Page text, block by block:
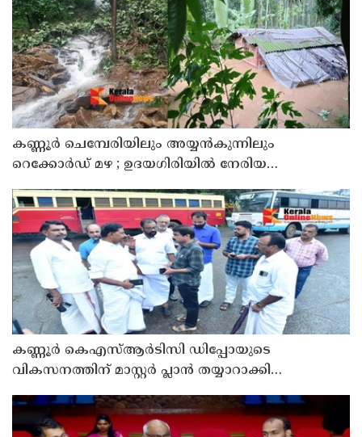
കണ്ണൂർ ചെമ്പേരിയിലും അയ്യൻകുന്നിലും
റെക്കോർഡ് മഴ ; ഉദയഗിരിയിൽ നേരിയ
കണ്ണൂർ കെഎസ്ആർടിസി ഡിപ്പോയുടെ
വികസനത്തിന് മാസ്റ്റർ പ്ലാൻ തയ്യാറാക്കി